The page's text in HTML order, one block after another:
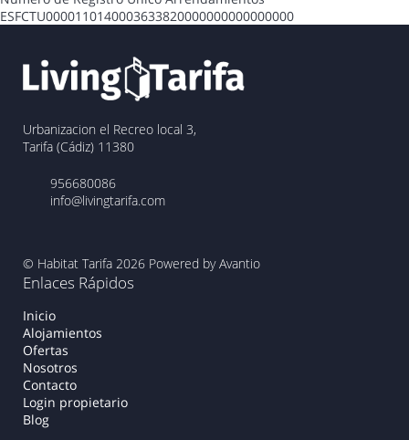
ESFCTU0000110140003633820000000000000000
Urbanizacion el Recreo local 3,
Tarifa (Cádiz) 11380
956680086
info@livingtarifa.com
© Habitat Tarifa 2026 Powered by Avantio
Enlaces Rápidos
Inicio
Alojamientos
Ofertas
Nosotros
Contacto
Login propietario
Blog